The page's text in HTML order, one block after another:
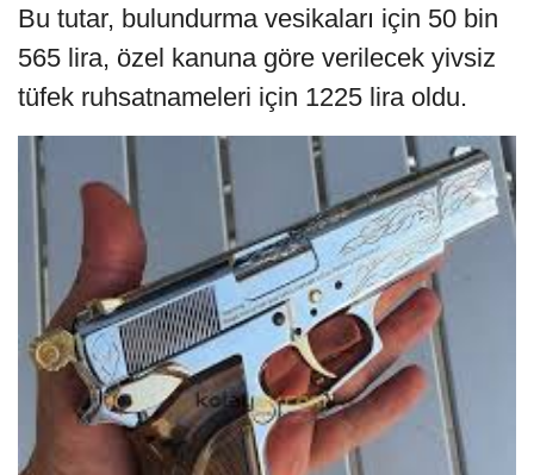
Bu tutar, bulundurma vesikaları için 50 bin
565 lira, özel kanuna göre verilecek yivsiz
tüfek ruhsatnameleri için 1225 lira oldu.